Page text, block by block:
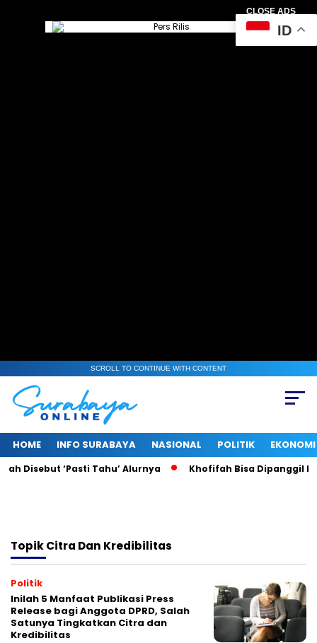
CLOSE ADS
SCROLL TO CONTINUE WITH CONTENT
HOME INFO SURABAYA NASIONAL POLITIK EKONOMI
Disebut ‘Pasti Tahu’ Alurnya Khofifah Bisa Dipanggil
TopikCitra Dan Kredibilitas
Politik
Inilah 5 Manfaat Publikasi Press
Release bagi Anggota DPRD, Salah
Satunya Tingkatkan Citra dan
Kredibilitas
ID